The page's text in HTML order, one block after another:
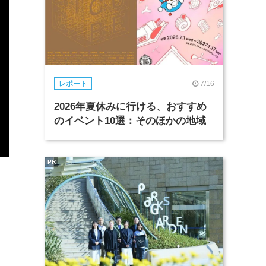
レポート 7/16
2026年夏休みに行ける、おすすめ
のイベント10選：そのほかの地域
PR